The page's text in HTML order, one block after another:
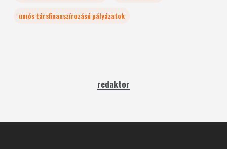
uniós társfinanszírozású pályázatok
redaktor